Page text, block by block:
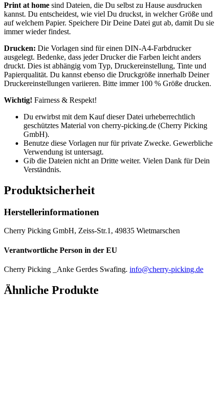
Print at home sind Dateien, die Du selbst zu Hause ausdrucken
kannst. Du entscheidest, wie viel Du druckst, in welcher Größe und
auf welchem Papier. Speichere Dir Deine Datei gut ab, damit Du sie
immer wieder findest.
Drucken: Die Vorlagen sind für einen DIN-A4-Farbdrucker
ausgelegt. Bedenke, dass jeder Drucker die Farben leicht anders
druckt. Dies ist abhängig vom Typ, Druckereinstellung, Tinte und
Papierqualität. Du kannst ebenso die Druckgröße innerhalb Deiner
Druckereinstellungen variieren. Bitte immer 100 % Größe drucken.
Wichtig! Fairness & Respekt!
Du erwirbst mit dem Kauf dieser Datei urheberrechtlich
geschütztes Material von cherry-picking.de (Cherry Picking
GmbH).
Benutze diese Vorlagen nur für private Zwecke. Gewerbliche
Verwendung ist untersagt.
Gib die Dateien nicht an Dritte weiter. Vielen Dank für Dein
Verständnis.
Produktsicherheit
Herstellerinformationen
Cherry Picking GmbH, Zeiss-Str.1, 49835 Wietmarschen
Verantwortliche Person in der EU
Cherry Picking _Anke Gerdes Swafing. info@cherry-picking.de
Ähnliche Produkte